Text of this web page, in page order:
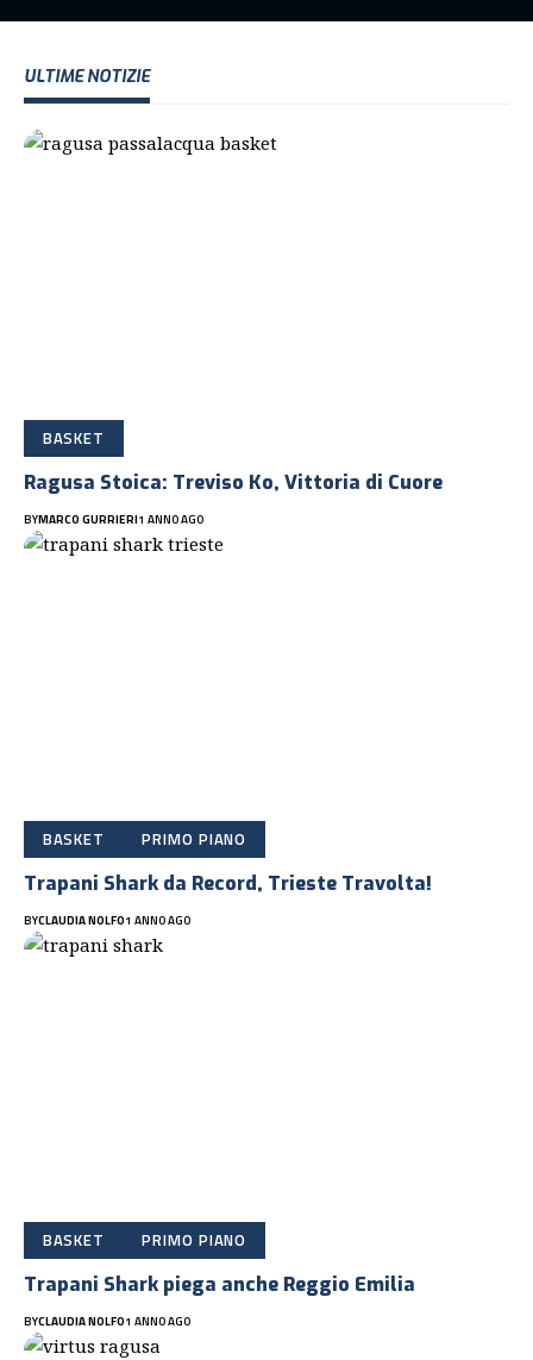
ULTIME NOTIZIE
BASKET
Ragusa Stoica: Treviso Ko, Vittoria di Cuore
BYMARCO GURRIERI1 ANNO AGO
BASKET PRIMO PIANO
Trapani Shark da Record, Trieste Travolta!
BYCLAUDIA NOLFO1 ANNO AGO
BASKET PRIMO PIANO
Trapani Shark piega anche Reggio Emilia
BYCLAUDIA NOLFO1 ANNO AGO